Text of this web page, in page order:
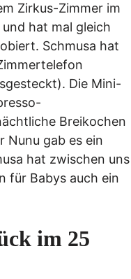
Zirkus-Zimmer im
hat mal gleich
Schmusa hat
Die Mini-
Breikochen
Nunu gab es ein
hat zwischen uns
für Babys auch ein
im 25